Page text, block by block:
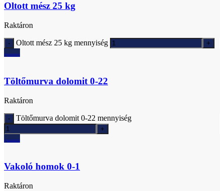
Oltott mész 25 kg
Raktáron
Oltott mész 25 kg mennyiség
Ajánlatkérés
Töltőmurva dolomit 0-22
Raktáron
Töltőmurva dolomit 0-22 mennyiség
Ajánlatkérés
Vakoló homok 0-1
Raktáron